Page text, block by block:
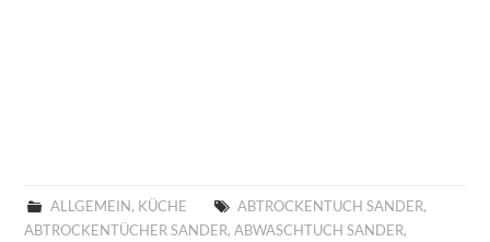
ALLGEMEIN , KÜCHE ABTROCKENTUCH SANDER,
ABTROCKENTÜCHER SANDER,ABWASCHTUCH SANDER,